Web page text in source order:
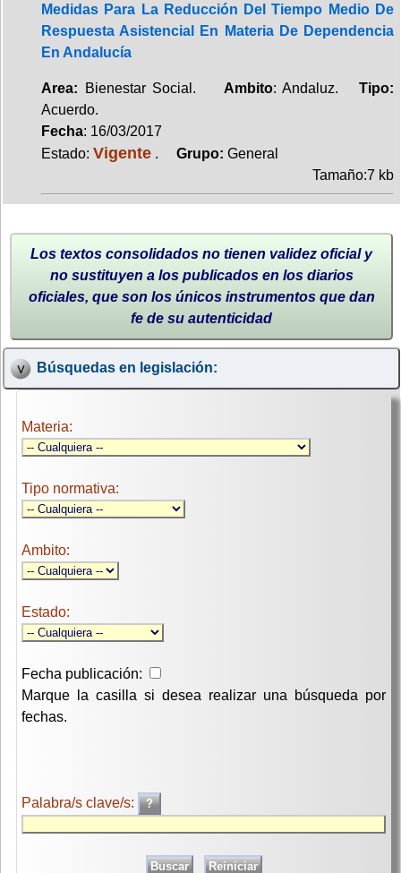
Medidas Para La Reducción Del Tiempo Medio De
Respuesta Asistencial En Materia De Dependencia
En Andalucía
Area: Bienestar Social. Ambito: Andaluz.Tipo:
Acuerdo.
Fecha: 16/03/2017
Estado: Vigente . Grupo: General
Tamaño:7 kb
Los textos consolidados no tienen validez oficial y
no sustituyen a los publicados en los diarios
oficiales, que son los únicos instrumentos que dan
fe de su autenticidad
Búsquedas en legislación:
Materia:
Tipo normativa:
Ambito:
Estado:
Fecha publicación:
Marque la casilla si desea realizar una búsqueda por
fechas.
Palabra/s clave/s: